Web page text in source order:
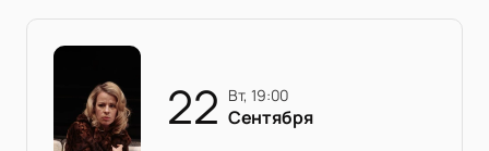
22 вт, 19:00
Сентября